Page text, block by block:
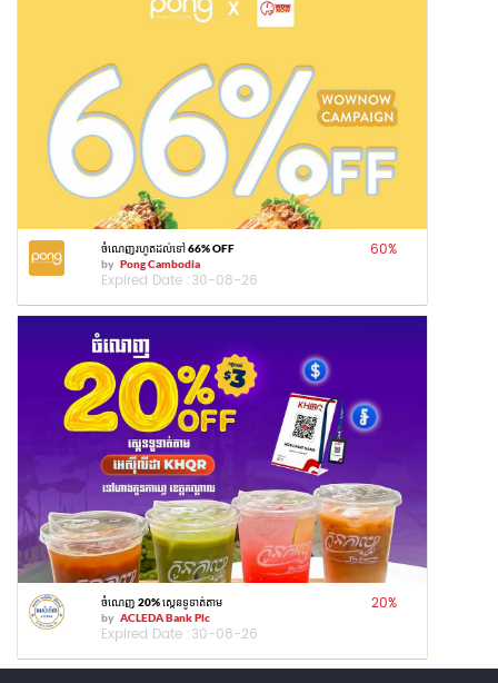
ចំណេញរហូតដល់ទៅ 66% OFF
by Pong Cambodia
Expired Date :30-08-26
60%
ចំណេញ 20% ស្កេនទូទាត់តាម
by ACLEDA Bank Plc
Expired Date :30-08-26
20%